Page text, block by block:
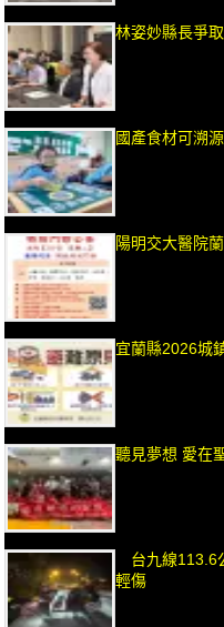
林姿妙縣長爭
國產食材可溯
陽明交大醫院
宜蘭縣2026城
聽見夢想 愛在
台九線113.6
輕傷